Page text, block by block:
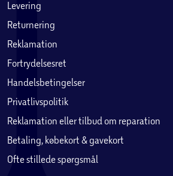
Levering
Returnering
Reklamation
Fortrydelsesret
Handelsbetingelser
Privatlivspolitik
Reklamation eller tilbud om reparation
Betaling, købekort & gavekort
Ofte stillede spørgsmål